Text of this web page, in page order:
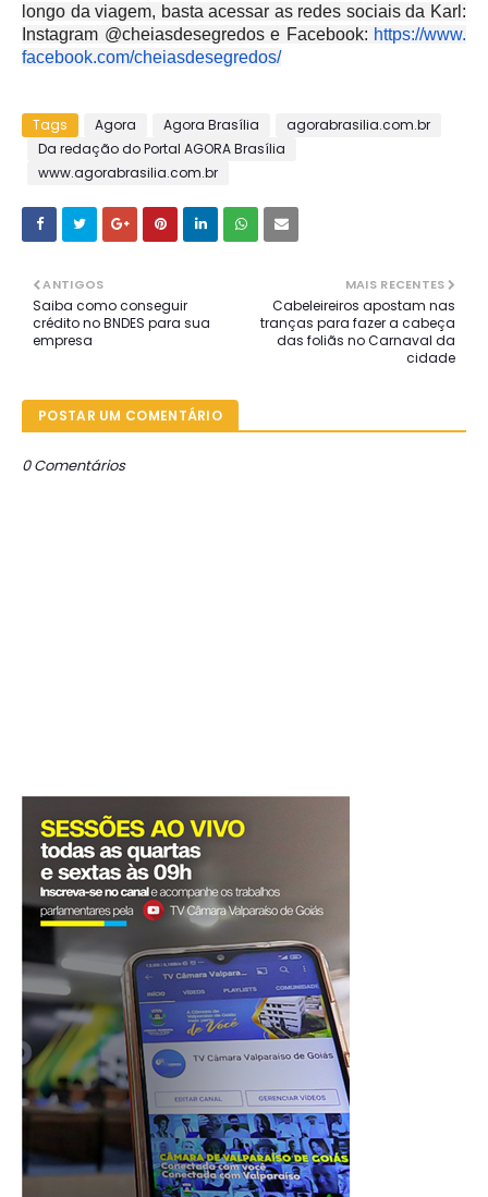
longo da viagem, basta acessar as redes sociais da Karl:
Instagram @cheiasdesegredos e Facebook: https://www.
facebook.com/cheiasdesegredos/
Tags Agora Agora Brasília
agorabrasilia.com.br
Da redação do Portal AGORA Brasília
www.agorabrasilia.com.br
MAIS RECENTES
Cabeleireiros apostam nas
tranças para fazer a cabeça
das foliãs no Carnaval da
cidade
ANTIGOS
Saiba como conseguir
crédito no BNDES para sua
empresa
POSTAR UM COMENTÁRIO
0 Comentários